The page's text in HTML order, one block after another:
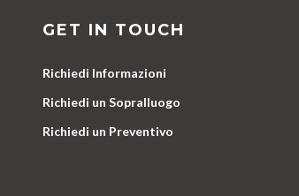
GET IN TOUCH
Richiedi Informazioni
Richiedi un Sopralluogo
Richiedi un Preventivo